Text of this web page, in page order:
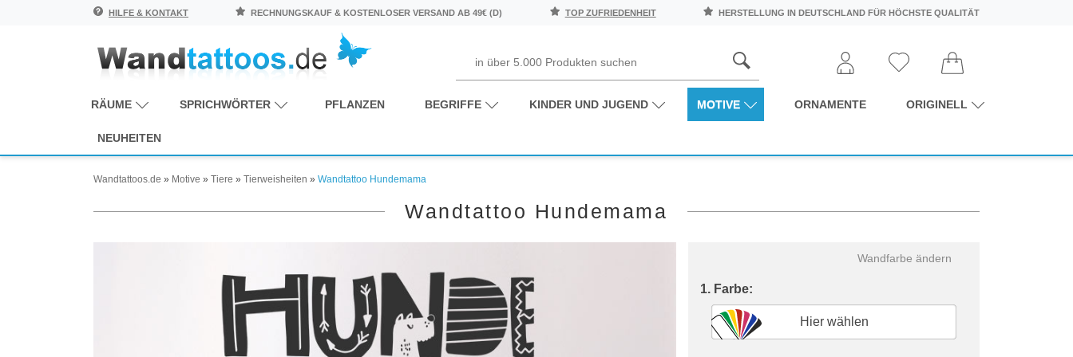
HILFE & KONTAKT RECHNUNGSKAUF & KOSTENLOSER VERSAND AB 49€ (D) TOP ZUFRIEDENHEIT HERSTELLUNG IN DEUTSCHLAND FÜR HÖCHSTE QUALITÄT
RÄUME SPRICHWÖRTER PFLANZEN BEGRIFFE KINDER UND JUGEND MOTIVE ORNAMENTE ORIGINELL
NEUHEITEN
Wandtattoos.de » Motive » Tiere » Tierweisheiten » Wandtattoo Hundemama
Wandtattoo Hundemama
Wandfarbe ändern
1. Farbe:
Hier wählen